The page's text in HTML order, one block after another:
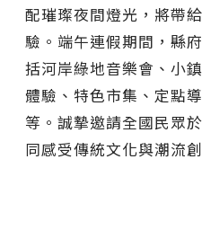
配璀璨夜間燈光，將帶
驗。端午連假期間，縣
括河岸綠地音樂會、小
體驗、特色市集、定點
等。誠摯邀請全國民眾
同感受傳統文化與潮流